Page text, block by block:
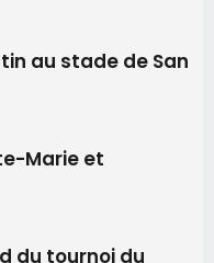
à Cruculi le
organise une